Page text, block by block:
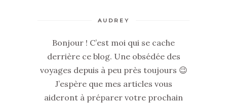
AUDREY
Bonjour ! C’est moi qui se cache
derrière ce blog. Une obsédée des
voyages depuis à peu près toujours 😉
J’espère que mes articles vous
aideront à préparer votre prochain